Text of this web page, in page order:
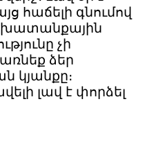
հաճելի գնումով
չի
ձեր
կյանքը։
լավ է փորձել